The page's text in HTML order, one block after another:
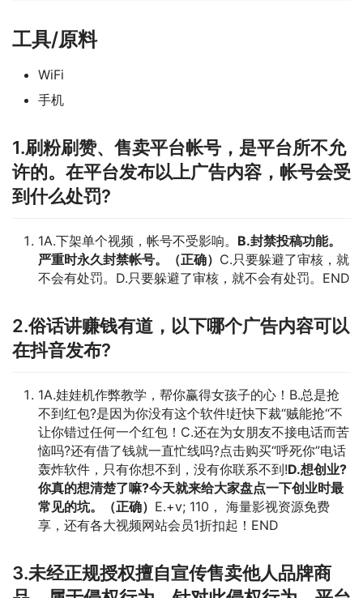
工具/原料
WiFi
手机
1.刷粉刷赞、售卖平台帐号，是平台所不允
许的。在平台发布以上广告内容，帐号会受
到什么处罚?
1A.下架单个视频，帐号不受影响。 B.封禁投稿功能。
严重时永久封禁帐号。（正确） C.只要躲避了审核，就
不会有处罚。D.只要躲避了审核，就不会有处罚。END
2.俗话讲赚钱有道，以下哪个广告内容可以
在抖音发布?
1A.娃娃机作弊教学，帮你赢得女孩子的心！B.总是抢
不到红包?是因为你没有这个软件!赶快下裁“贼能抢“不
让你错过任何一个红包！C.还在为女朋友不接电话而苦
恼吗?还有借了钱就一直忙线吗?点击购买“呼死你”电话
轰炸软件，只有你想不到，没有你联系不到!D.想创业?
你真的想清楚了嘛?今天就来给大家盘点一下创业时最
常见的坑。（正确） E.+v; 110， 海量影视资源免费
享，还有各大视频网站会员1折扣起！END
3.未经正规授权擅自宣传售卖他人品牌商